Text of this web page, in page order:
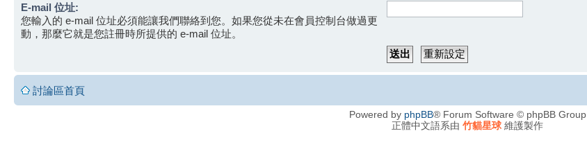
E-mail 位址:
您輸入的 e-mail 位址必須能讓我們聯絡到您。如果您從未在會員控制台做過更
動，那麼它就是您註冊時所提供的 e-mail 位址。
討論區首頁
Powered by phpBB® Forum Software © phpBB Group
正體中文語系由 竹貓星球 維護製作